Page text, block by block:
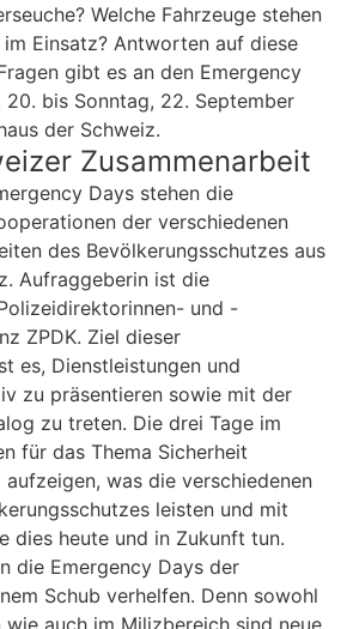
Welche Fahrzeuge stehen
Einsatz? Antworten auf diese
gibt es an den Emergency
20. bis Sonntag, 22. September
der Schweiz.
Zusammenarbeit
Days stehen die
der verschiedenen
des Bevölkerungsschutzes aus
Aufraggeberin ist die
und -
ZPDK. Ziel dieser
es, Dienstleistungen und
zu präsentieren sowie mit der
zu treten. Die drei Tage im
für das Thema Sicherheit
aufzeigen, was die verschiedenen
leisten und mit
dies heute und in Zukunft tun.
die Emergency Days der
Schub verhelfen. Denn sowohl